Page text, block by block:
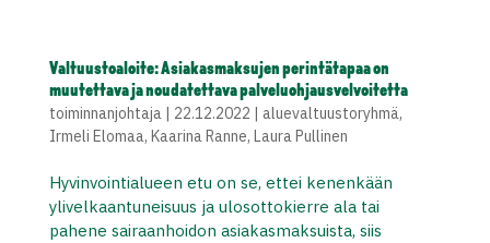
Valtuustoaloite: Asiakasmaksujen perintätapaa on
muutettava ja noudatettava palveluohjausvelvoitetta
toiminnanjohtaja| 22.12.2022 | aluevaltuustoryhmä,
Irmeli Elomaa, Kaarina Ranne, Laura Pullinen
Hyvinvointialueen etu on se, ettei kenenkään
ylivelkaantuneisuus ja ulosottokierre ala tai
pahene sairaanhoidon asiakasmaksuista, siis